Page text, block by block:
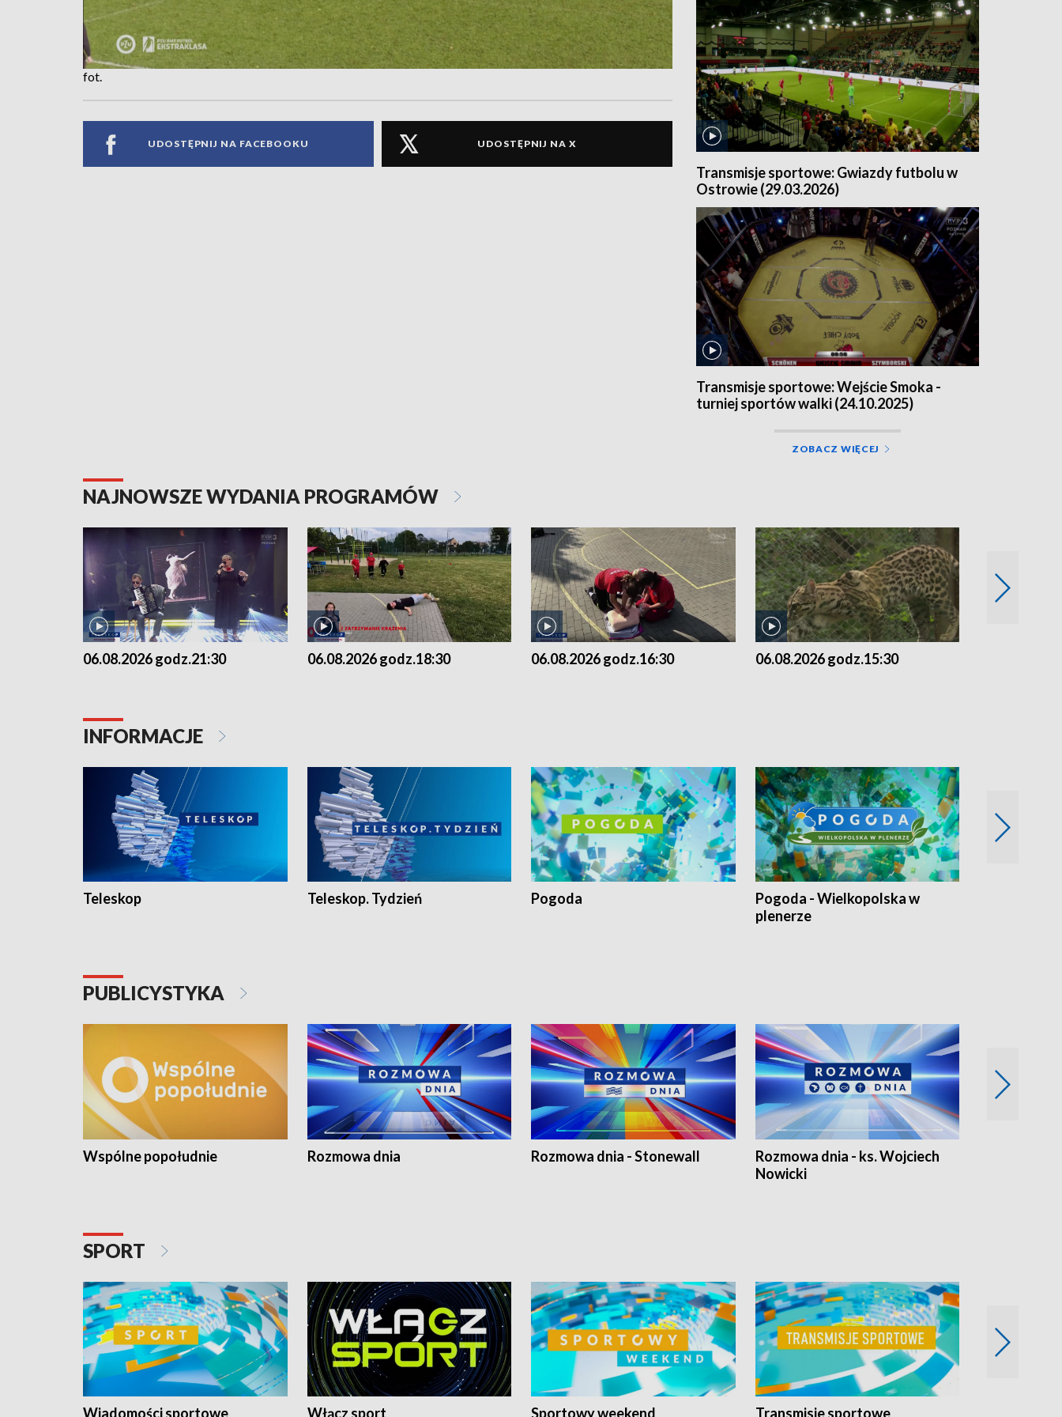
fot.
UDOSTĘPNIJ NA FACEBOOKU UDOSTĘPNIJ NA X
Transmisje sportowe: Gwiazdy futbolu w
Ostrowie (29.03.2026)
Transmisje sportowe: Wejście Smoka -
turniej sportów walki (24.10.2025)
ZOBACZ WIĘCEJ
NAJNOWSZE WYDANIA PROGRAMÓW
06.08.2026 godz.21:30 06.08.2026 godz.18:30 06.08.2026 godz.16:30 06.08.2026 godz.15:30
INFORMACJE
Teleskop Teleskop. Tydzień Pogoda
Pogoda - Wielkopolska w
plenerze
PUBLICYSTYKA
Wspólne popołudnie Rozmowa dnia Rozmowa dnia - Stonewall
Rozmowa dnia - ks. Wojciech
Nowicki
SPORT
Wiadomości sportowe Włącz sport Sportowy weekend Transmisje sportowe